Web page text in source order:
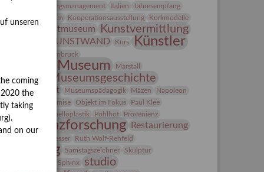
Schädlingsmanagement
Italien
Jahresempfang
Kolosseum Kooperationsausstellung Korkmodelle
Kunstmuseum Kunstvermittlung
KUNSTWAND Kurs Künstler
Lehmbruck
Lindenau-Museum
Marstall
Museumsgeschichte
Museumspädagogik Mäzen Napoleon
Neue Remise Objekt im Fokus
Paul Klee
Schnürpel
Phelloplastik Pohlhof Provenienz
Restaurierung
Rudi Lesser Ruth Wolf-Rehfeld
Sammlung Samstagszeichner
Skulptur
Sphinx studio
unseren
coming
the
taking
on our